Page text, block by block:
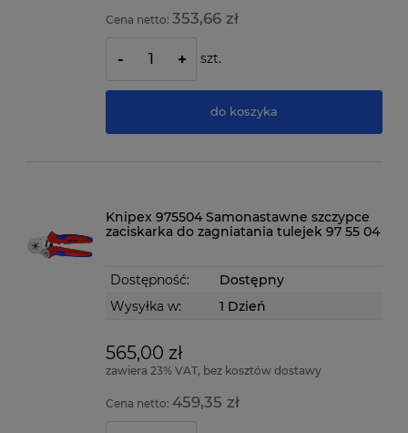
Cena netto:353,66 zł
- + szt.
do koszyka
Knipex 975504 Samonastawne szczypce
zaciskarka do zagniatania tulejek 97 55 04
Dostępność:
Dostępny
Wysyłka w:
1 Dzień
565,00 zł
zawiera 23% VAT, bez kosztów dostawy
Cena netto:459,35 zł